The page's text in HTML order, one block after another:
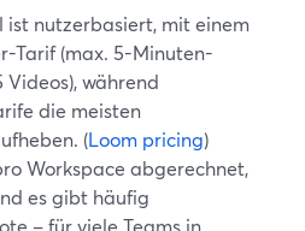
ist nutzerbasiert, mit einem
Tarif (max. 5-Minuten-
während
die meisten
(Loom pricing)
Workspace abgerechnet,
es gibt häufig
– für viele Teams in